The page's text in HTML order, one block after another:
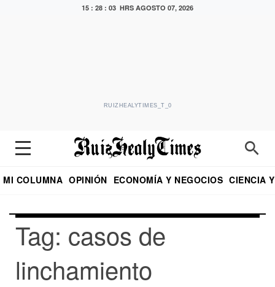
15 : 28 : 03 HRS AGOSTO 07, 2026
RUIZHEALYTIMES_T_0
MI COLUMNA OPINIÓN ECONOMÍA Y NEGOCIOS CIENCIA
Tag: casos de
linchamiento